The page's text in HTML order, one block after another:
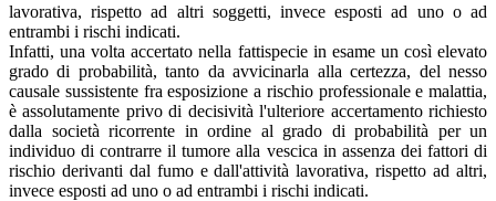
lavorativa, rispetto ad altri soggetti, invece esposti ad uno o ad
entrambi i rischi indicati.
Infatti, una volta accertato nella fattispecie in esame un così elevato
grado di probabilità, tanto da avvicinarla alla certezza, del nesso
causale sussistente fra esposizione a rischio professionale e malattia,
è assolutamente privo di decisività l'ulteriore accertamento richiesto
dalla società ricorrente in ordine al grado di probabilità per un
individuo di contrarre il tumore alla vescica in assenza dei fattori di
rischio derivanti dal fumo e dall'attività lavorativa, rispetto ad altri,
invece esposti ad uno o ad entrambi i rischi indicati.